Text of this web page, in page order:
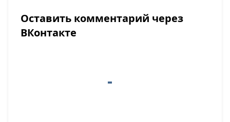
Оставить комментарий через
ВКонтакте